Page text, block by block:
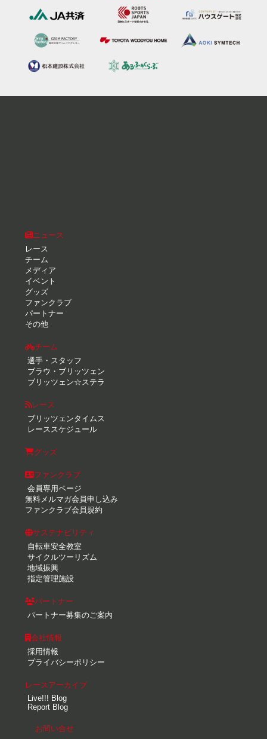
ニュース
レース
チーム
メディア
イベント
グッズ
ファンクラブ
パートナー
その他
チーム
選手・スタッフ
ブラウ・ブリッツェン
ブリッツェン☆ステラ
レース
ブリッツェンタイムス
レーススケジュール
グッズ
ファンクラブ
会員専用ページ
無料メルマガ会員申し込み
ファンクラブ会員規約
サステナビリティ
自転車安全教室
サイクルツーリズム
地域振興
指定管理施設
パートナー
パートナー募集のご案内
会社情報
採用情報
プライバシーポリシー
レースアーカイブ
Live!!! Blog
Report Blog
お問い合せ